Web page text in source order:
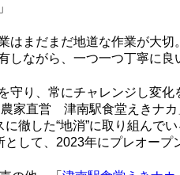
まだまだ地道な作業が大切
しながら、一つ一つ丁寧に良
り、常にチャレンジし変
家直営 津南駅食堂えきナ
に徹した“地消”に取り組んで
として、2023年にプレオープ